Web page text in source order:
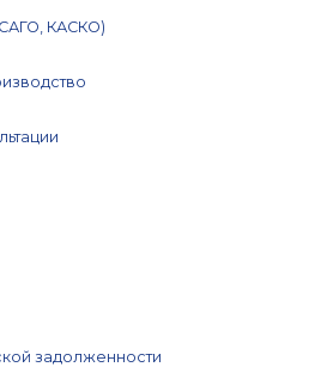
КАСКО)
задолженности